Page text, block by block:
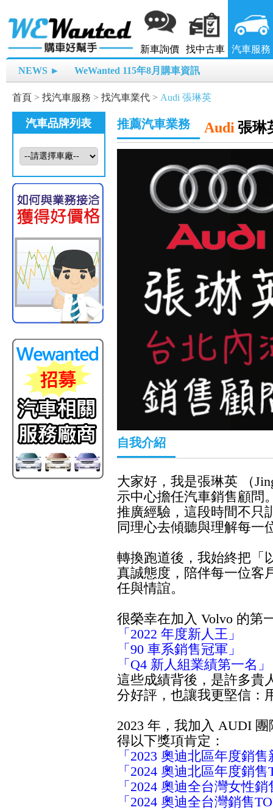
新車詢價 找中古車 汽車服務
NEWS ► WeWanted 115年8月購車資訊
首頁 > 找汽車服務 > 找汽車業代 > Audi 張琳英
汽車品牌列表 推薦汽車業務 Audi 張琳
自我介紹
大家好，我是張琳英 （
示中心擔任汽車銷售顧問
推廣經驗，這段時間不只
同理心去傾聽與理解每一
轉換跑道後，我始終把「
真誠態度，陪伴每一位客
任與情誼。
很榮幸在加入 Volvo 的第
「2022 年度新人王」
「90 車系銷售冠軍」
「Q4 新人組業績第一名」
這些成績背後，是許多貴
分好評，也讓我更堅信：
2023 年，我加入 AUDI
得以下獎項肯定：
「2023 奧迪北區年度銷
「2024 奧迪北區年度銷
「2024 奧迪全台灣女性
「2024 奧迪全台灣銷售